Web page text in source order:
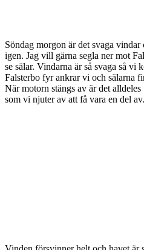
Söndag morgon är det svaga
igen. Jag vill gärna segla ner mot
se sälar. Vindarna är så svaga så vi
Falsterbo fyr ankrar vi och sälarna
När motorn stängs av är det
som vi njuter av att få vara en del av.